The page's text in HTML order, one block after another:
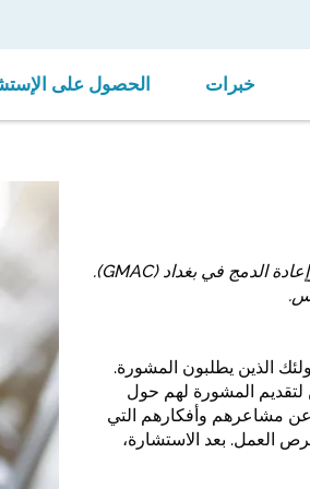
الحصول على خبرات
كالي* استشارية في المركز العراقي الألماني للوظائف والهجرة وإعادة الدمج في بغداد (GMAC).
الذين يطلبون المشورة.
لتقديم المشورة لهم حول
عن مشاعرهم وأفكارهم التي
العمل. بعد الاستشارة،